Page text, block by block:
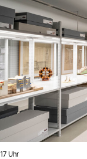
Uhrzeit:
17 Uhr